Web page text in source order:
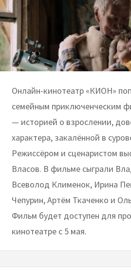
Онлайн-кинотеатр «КИОН»
семейным приключенческим
— историей о взрослении,
характера, закалённой в
Режиссёром и сценаристом
Власов. В фильме сыграли
Всеволод Клименок, Ирина
Чепурин, Артём Ткаченко и
Фильм будет доступен для
кинотеатре с 5 мая.